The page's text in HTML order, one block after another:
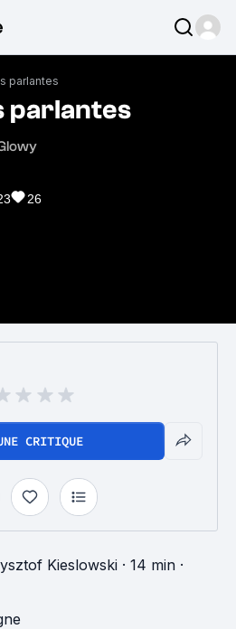
parlantes
parlantes
26
CRITIQUE
Kieslowski · 14 min ·